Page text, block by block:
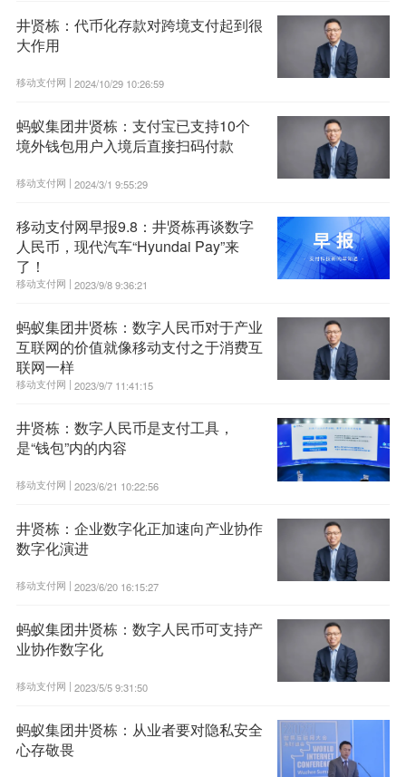
井贤栋：代币化存款对跨境支付起到很
大作用
移动支付网 | 2024/10/29 10:26:59
蚂蚁集团井贤栋：支付宝已支持10个
境外钱包用户入境后直接扫码付款
移动支付网 | 2024/3/1 9:55:29
移动支付网早报9.8：井贤栋再谈数字
人民币，现代汽车“Hyundai Pay”来
了！
移动支付网 | 2023/9/8 9:36:21
蚂蚁集团井贤栋：数字人民币对于产业
互联网的价值就像移动支付之于消费互
联网一样
移动支付网 | 2023/9/7 11:41:15
井贤栋：数字人民币是支付工具，
是“钱包”内的内容
移动支付网 | 2023/6/21 10:22:56
井贤栋：企业数字化正加速向产业协作
数字化演进
移动支付网 | 2023/6/20 16:15:27
蚂蚁集团井贤栋：数字人民币可支持产
业协作数字化
移动支付网 | 2023/5/5 9:31:50
蚂蚁集团井贤栋：从业者要对隐私安全
心存敬畏